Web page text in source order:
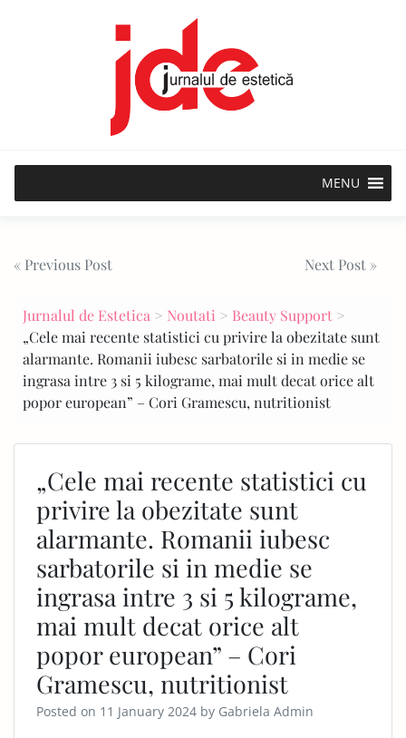
MENU
Post
navigation
« Previous Post Next Post »
Jurnalul de Estetica > Noutati > Beauty Support >
„Cele mai recente statistici cu privire la obezitate sunt
alarmante. Romanii iubesc sarbatorile si in medie se
ingrasa intre 3 si 5 kilograme, mai mult decat orice alt
popor european” – Cori Gramescu, nutritionist
„Cele mai recente statistici cu
privire la obezitate sunt
alarmante. Romanii iubesc
sarbatorile si in medie se
ingrasa intre 3 si 5 kilograme,
mai mult decat orice alt
popor european” – Cori
Gramescu, nutritionist
Posted on 11 January 2024 by Gabriela Admin